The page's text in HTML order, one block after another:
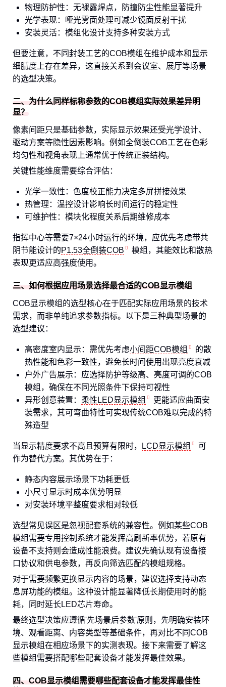
物理防护性：无裸露焊点，防撞防尘性能显著提升
光学表现：哑光雾面处理可减少镜面反射干扰
安装灵活：模组化设计支持多种安装方式
但要注意，不同封装工艺的COB模组在维护成本和显示
细腻度上存在差异，这直接关系到会议室、展厅等场景
的选型决策。
二、为什么同样标称参数的COB模组实际效果差异明
显？
像素间距只是基础参数，实际显示效果还受光学设计、
驱动方案等隐性因素影响。例如全倒装COB工艺在色彩
均匀性和视角表现上通常优于传统正装结构。
关键性能维度需要综合评估：
光学一致性：色度校正能力决定多屏拼接效果
热管理：温控设计影响长时间运行的稳定性
可维护性：模块化程度关系后期维修成本
指挥中心等需要7×24小时运行的环境，应优先考虑带共
阴节能设计的P1.53全倒装COB
模组，其能效比和散热
表现更适应高强度使用。
三、如何根据应用场景选择最合适的COB显示模组
COB显示模组的选型核心在于匹配实际应用场景的技术
需求，而非单纯追求参数指标。以下是三种典型场景的
选型建议：
高密度室内显示：需优先考虑小间距COB模组
的散
热性能和色彩一致性，避免长时间使用出现亮度衰减
户外广告展示：应选择防护等级高、亮度可调的COB
模组，确保在不同光照条件下保持可视性
异形创意装置： 柔性LED显示模组
更能适应曲面安
装需求，其可弯曲特性可实现传统COB难以完成的特
殊造型
当显示精度要求不高且预算有限时， LCD显示模组
可
作为替代方案。其优势在于：
静态内容展示场景下功耗更低
小尺寸显示时成本优势明显
对安装环境平整度要求相对较低
选型常见误区是忽视配套系统的兼容性。例如某些COB
模组需要专用控制系统才能发挥高刷新率优势，若原有
设备不支持则会造成性能浪费。建议先确认现有设备接
口协议和供电参数，再反向筛选匹配的模组规格。
对于需要频繁更换显示内容的场景，建议选择支持动态
息屏功能的模组。这种设计能显著降低长期使用时的能
耗，同时延长LED芯片寿命。
最终选型决策应遵循'先场景后参数'原则，先明确安装环
境、观看距离、内容类型等基础条件，再对比不同COB
显示模组在相应场景下的实测表现。接下来需要了解这
些模组需要搭配哪些配套设备才能发挥最佳效果。
四、COB显示模组需要哪些配套设备才能发挥最佳性